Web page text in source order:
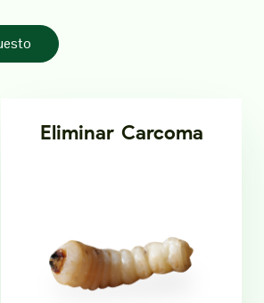
Eliminar Carcoma